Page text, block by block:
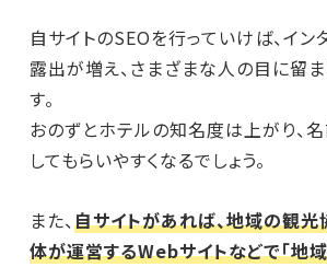
自サイトのSEOを行っていけば、イン
露出が増え、さまざまな人の目に留ま
す。
おのずとホテルの知名度は上がり、
してもらいやすくなるでしょう。
また、自サイトがあれば、地域の観
体が運営するWebサイトなどで「地